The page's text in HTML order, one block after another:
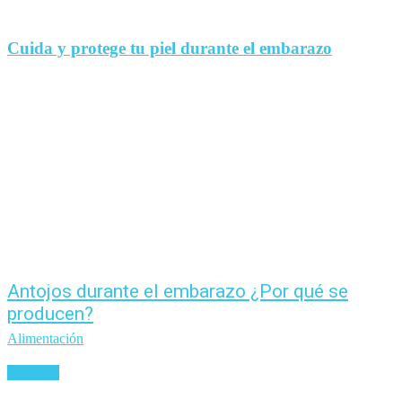
Cuida y protege tu piel durante el embarazo
Antojos durante el embarazo ¿Por qué se
producen?
Alimentación